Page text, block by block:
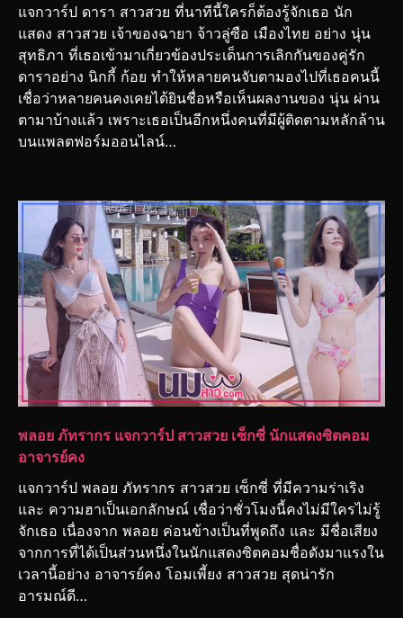
แจกวาร์ป ดารา สาวสวย ที่นาทีนี้ใครก็ต้องรู้จักเธอ นัก
แสดง สาวสวย เจ้าของฉายา จ้าวลู่ซือ เมืองไทย อย่าง นุ่น
สุทธิภา ที่เธอเข้ามาเกี่ยวข้องประเด็นการเลิกกันของคู่รัก
ดาราอย่าง นิกกี้ ก้อย ทำให้หลายคนจับตามองไปที่เธอคนนี้
เชื่อว่าหลายคนคงเคยได้ยินชื่อหรือเห็นผลงานของ นุ่น ผ่าน
ตามาบ้างแล้ว เพราะเธอเป็นอีกหนึ่งคนที่มีผู้ติดตามหลักล้าน
บนแพลตฟอร์มออนไลน์…
พลอย ภัทรากร แจกวาร์ป สาวสวย เซ็กซี่ นักแสดงซิตคอม
อาจารย์คง
แจกวาร์ป พลอย ภัทรากร สาวสวย เซ็กซี่ ที่มีความร่าเริง
และ ความฮาเป็นเอกลักษณ์ เชื่อว่าชั่วโมงนี้คงไม่มีใครไม่รู้
จักเธอ เนื่องจาก พลอย ค่อนข้างเป็นที่พูดถึง และ มีชื่อเสียง
จากการที่ได้เป็นส่วนหนึ่งในนักแสดงซิตคอมชื่อดังมาแรงใน
เวลานี้อย่าง อาจารย์คง โอมเพี้ยง สาวสวย สุดน่ารัก
อารมณ์ดี…